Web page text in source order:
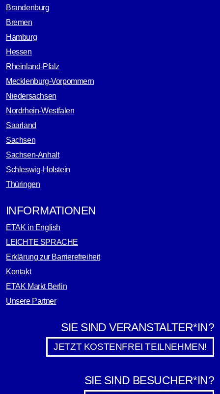
Brandenburg
Bremen
Hamburg
Hessen
Rheinland-Pfalz
Mecklenburg-Vorpommern
Niedersachsen
Nordrhein-Westfalen
Saarland
Sachsen
Sachsen-Anhalt
Schleswig-Holstein
Thüringen
INFORMATIONEN
ETAK in English
LEICHTE SPRACHE
Erklärung zur Barrierefreiheit
Kontakt
ETAK Markt Berlin
Unsere Partner
SIE SIND VERANSTALTER*IN?
JETZT KOSTENFREI TEILNEHMEN!
SIE SIND BESUCHER*IN?